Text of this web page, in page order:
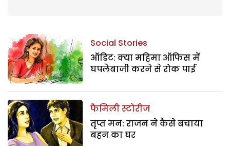
Social Stories
ऑडिट: क्या महिमा ऑफिस में
घपलेबाजी करने से रोक पाई
फैमिली स्टोरीज
तृप्त मन: राजन ने कैसे बचाया
बहन का घर